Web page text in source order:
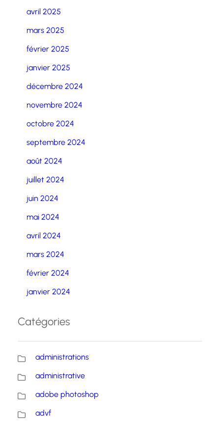
avril 2025
mars 2025
février 2025
janvier 2025
décembre 2024
novembre 2024
octobre 2024
septembre 2024
août 2024
juillet 2024
juin 2024
mai 2024
avril 2024
mars 2024
février 2024
janvier 2024
Catégories
administrations
administrative
adobe photoshop
advf